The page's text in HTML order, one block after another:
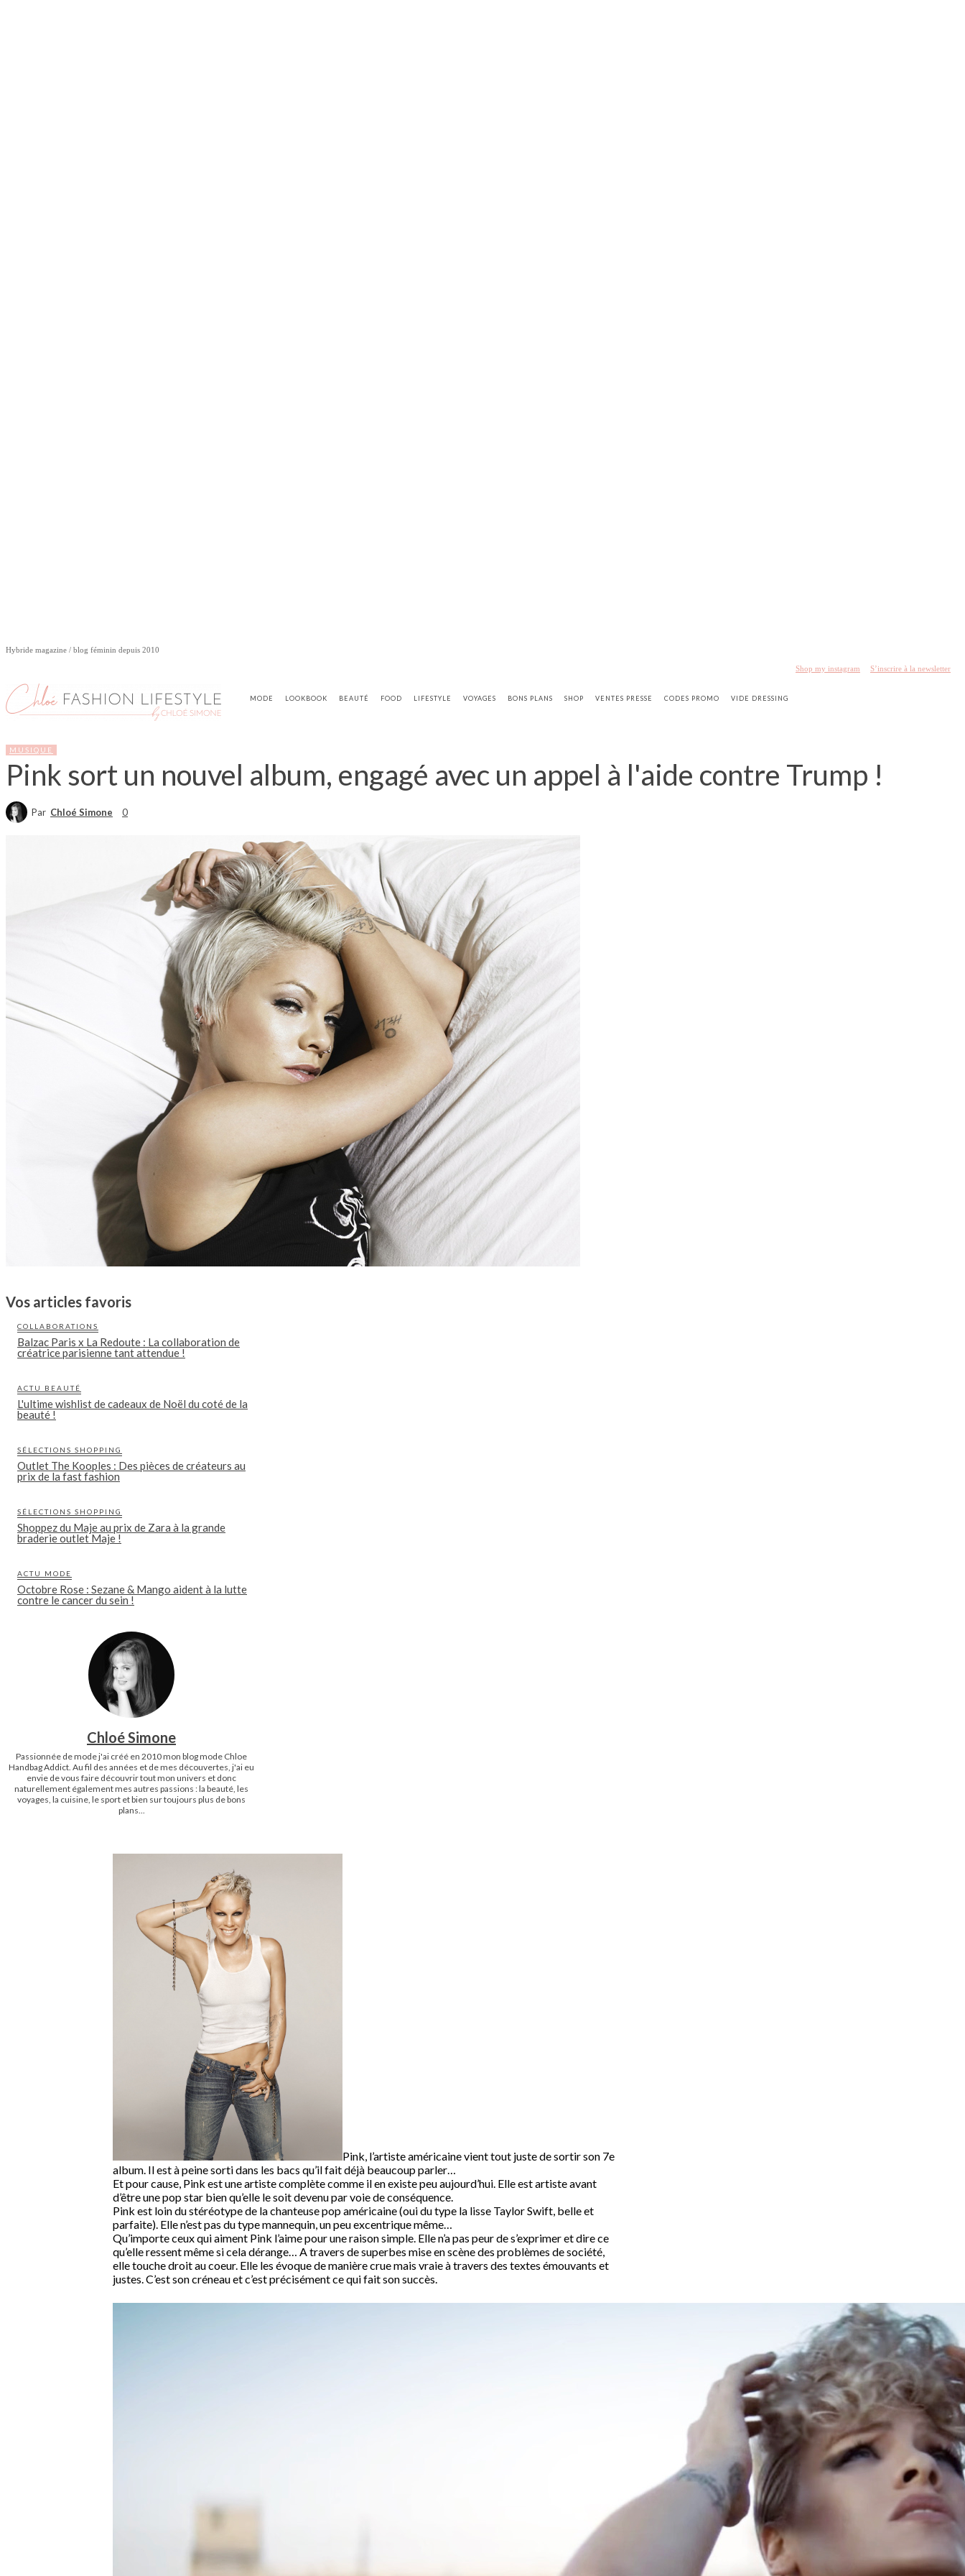
Hybride magazine / blog féminin depuis 2010
Shop my instagram S’inscrire à la newsletter
MODE LOOKBOOK BEAUTÉ FOOD LIFESTYLE VOYAGES BONS PLANS SHOP VENTES PRESSE CODES PROMO VIDE DRESSING
MUSIQUE
Pink sort un nouvel album, engagé avec un appel à l'aide contre Trump !
Par Chloé Simone 0
Vos articles favoris
COLLABORATIONS
Balzac Paris x La Redoute : La collaboration de
créatrice parisienne tant attendue !
ACTU BEAUTÉ
L'ultime wishlist de cadeaux de Noël du coté de la
beauté !
SÉLECTIONS SHOPPING
Outlet The Kooples : Des pièces de créateurs au
prix de la fast fashion
SÉLECTIONS SHOPPING
Shoppez du Maje au prix de Zara à la grande
braderie outlet Maje !
ACTU MODE
Octobre Rose : Sezane & Mango aident à la lutte
contre le cancer du sein !
Chloé Simone
Passionnée de mode j'ai créé en 2010 mon blog mode Chloe
Handbag Addict. Au fil des années et de mes découvertes, j'ai eu
envie de vous faire découvrir tout mon univers et donc
naturellement également mes autres passions : la beauté, les
voyages, la cuisine, le sport et bien sur toujours plus de bons
plans...
Pink, l’artiste américaine vient tout juste de sortir son 7e
album. Il est à peine sorti dans les bacs qu’il fait déjà beaucoup parler…
Et pour cause, Pink est une artiste complète comme il en existe peu aujourd’hui. Elle est artiste avant
d’être une pop star bien qu’elle le soit devenu par voie de conséquence.
Pink est loin du stéréotype de la chanteuse pop américaine (oui du type la lisse Taylor Swift, belle et
parfaite). Elle n’est pas du type mannequin, un peu excentrique même…
Qu’importe ceux qui aiment Pink l’aime pour une raison simple. Elle n’a pas peur de s’exprimer et dire ce
qu’elle ressent même si cela dérange… A travers de superbes mise en scène des problèmes de société,
elle touche droit au coeur. Elle les évoque de manière crue mais vraie à travers des textes émouvants et
justes. C’est son créneau et c’est précisément ce qui fait son succès.